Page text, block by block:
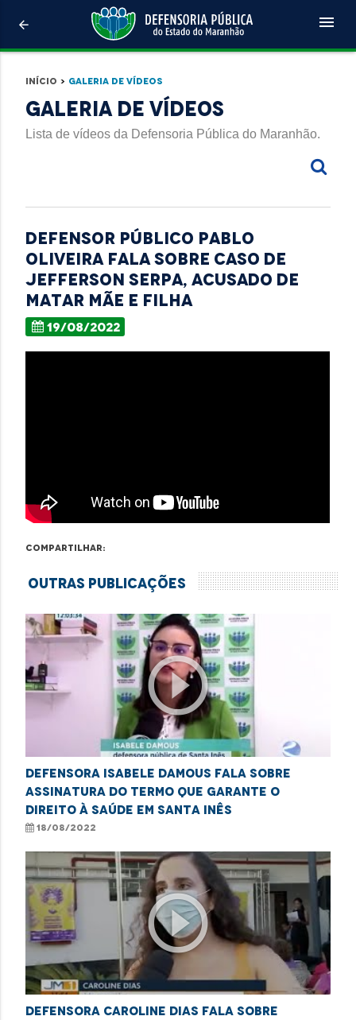
arrow_back menu
Início > Galeria de Vídeos
Galeria de Vídeos
Lista de vídeos da Defensoria Pública do Maranhão.
Defensor Público Pablo
Oliveira fala sobre caso de
Jefferson Serpa, acusado de
matar mãe e filha
19/08/2022
Compartilhar:
Outras Publicações
play_circle_outline
Defensora Isabele Damous fala sobre
assinatura do termo que garante o
direito à saúde em Santa Inês
18/08/2022
play_circle_outline
Defensora Caroline Dias fala sobre